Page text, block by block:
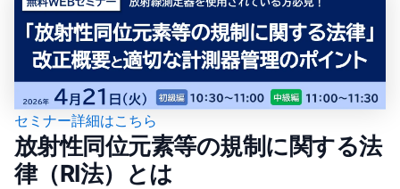
セミナー詳細はこちら
放射性同位元素等の規制に関する法
律（RI法）とは